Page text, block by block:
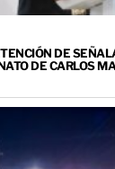
DE
DE CARLOS